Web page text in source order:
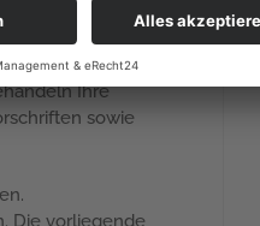
Ihre
sowie
Die vorliegende